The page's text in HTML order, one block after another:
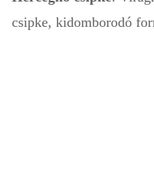
csipke, kidomborodó